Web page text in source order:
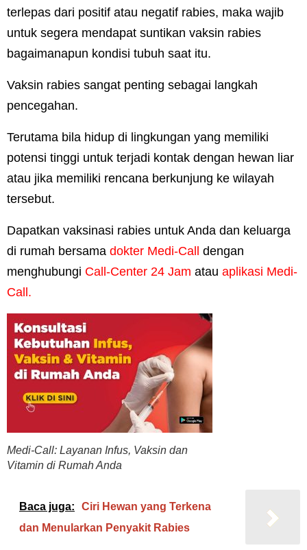
terlepas dari positif atau negatif rabies, maka wajib
untuk segera mendapat suntikan vaksin rabies
bagaimanapun kondisi tubuh saat itu.
Vaksin rabies sangat penting sebagai langkah
pencegahan.
Terutama bila hidup di lingkungan yang memiliki
potensi tinggi untuk terjadi kontak dengan hewan liar
atau jika memiliki rencana berkunjung ke wilayah
tersebut.
Dapatkan vaksinasi rabies untuk Anda dan keluarga
di rumah bersama dokter Medi-Call
dengan
menghubungi Call-Center 24 Jam atau aplikasi Medi-
Call.
Medi-Call: Layanan Infus, Vaksin dan
Vitamin di Rumah Anda
Baca juga:
Ciri Hewan yang Terkena
dan Menularkan Penyakit Rabies